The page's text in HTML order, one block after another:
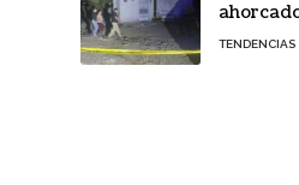
TENDENCIAS